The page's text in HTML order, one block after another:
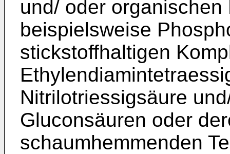
und/ oder
beispielsweise
stickstoffhaltigen
Nitrilotriessigsäure
Gluconsäuren oder
schaumhemmenden